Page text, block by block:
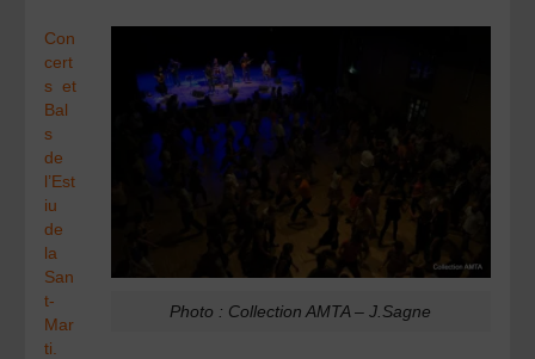
Photo : Collection AMTA – J.Sagne
Con
cert
s et
Bal
s
de
l’Est
iu
de
la
San
t-
Mar
ti.